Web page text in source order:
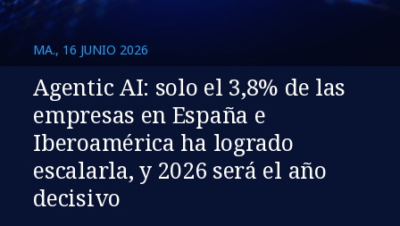
MA., 16 JUNIO 2026
Agentic AI: solo el 3,8% de las
empresas en España e
Iberoamérica ha logrado
escalarla, y 2026 será el año
decisivo